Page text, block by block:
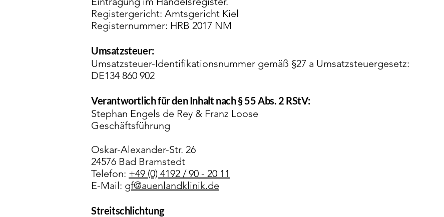
Registergericht: Amtsgericht Kiel
Registernummer: HRB 2017 NM
Umsatzsteuer:
Umsatzsteuer-Identifikationsnummer gemäß §27 a Umsatzsteuergesetz:
DE134 860 902
Verantwortlich für den Inhalt nach § 55 Abs. 2 RStV:
Stephan Engels de Rey & Franz Loose
Geschäftsführung
Oskar-Alexander-Str. 26
24576 Bad Bramstedt
Telefon: +49 (0) 4192 / 90 - 20 11
E-Mail: gf@auenlandklinik.de
Streitschlichtung